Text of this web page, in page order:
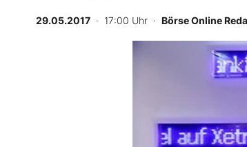
Experten
29.05.2017 · 17:00 Uhr · Börse Online
-%